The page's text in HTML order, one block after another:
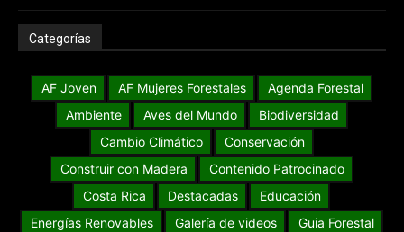
Categorías
AF Joven AF Mujeres Forestales
Agenda Forestal
Ambiente
Aves del Mundo
Biodiversidad
Cambio Climático
Conservación
Construir con Madera
Contenido Patrocinado
Costa Rica
Destacadas
Educación
Energías Renovables
Galería de videos
Guia Forestal